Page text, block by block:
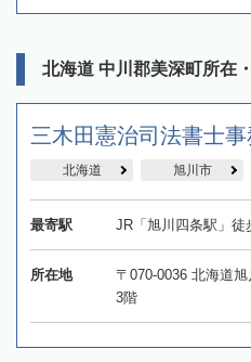
北海道 中川郡美深町所在
三木田憲治司法書士
北海道 旭川市
最寄駅 JR「旭川四条駅」徒
所在地
〒070-0036 北海道
3階